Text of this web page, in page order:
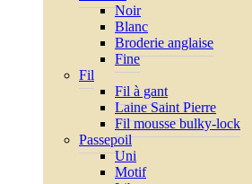
Noir
Blanc
Broderie anglaise
Fine
Fil
Fil à gant
Laine Saint Pierre
Fil mousse bulky-lock
Passepoil
Uni
Motif